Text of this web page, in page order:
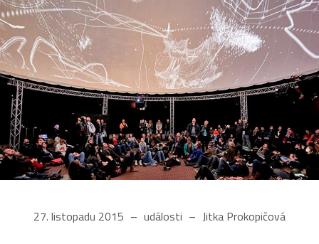
27. listopadu 2015 události Jitka Prokopičová